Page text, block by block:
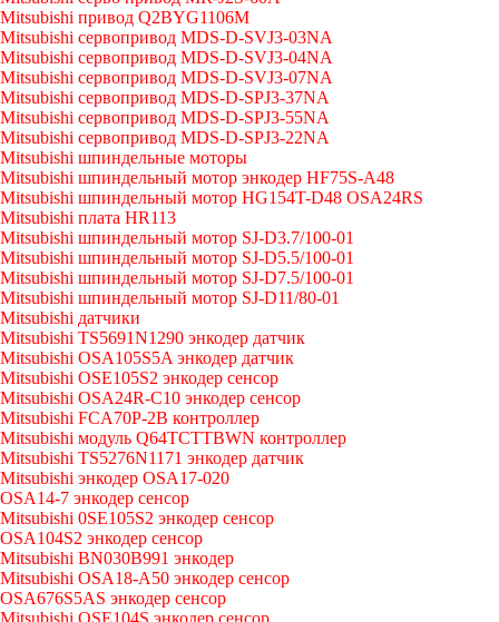
Mitsubishi привод Q2BYG1106M
Mitsubishi сервопривод MDS-D-SVJ3-03NA
Mitsubishi сервопривод MDS-D-SVJ3-04NA
Mitsubishi сервопривод MDS-D-SVJ3-07NA
Mitsubishi сервопривод MDS-D-SPJ3-37NA
Mitsubishi сервопривод MDS-D-SPJ3-55NA
Mitsubishi сервопривод MDS-D-SPJ3-22NA
Mitsubishi шпиндельные моторы
Mitsubishi шпиндельный мотор энкодер HF75S-A48
Mitsubishi шпиндельный мотор HG154T-D48 OSA24RS
Mitsubishi плата HR113
Mitsubishi шпиндельный мотор SJ-D3.7/100-01
Mitsubishi шпиндельный мотор SJ-D5.5/100-01
Mitsubishi шпиндельный мотор SJ-D7.5/100-01
Mitsubishi шпиндельный мотор SJ-D11/80-01
Mitsubishi датчики
Mitsubishi TS5691N1290 энкодер датчик
Mitsubishi OSA105S5A энкодер датчик
Mitsubishi OSE105S2 энкодер сенсор
Mitsubishi OSA24R-C10 энкодер сенсор
Mitsubishi FCA70P-2B контроллер
Mitsubishi модуль Q64TCTTBWN контроллер
Mitsubishi TS5276N1171 энкодер датчик
Mitsubishi энкодер OSA17-020
OSA14-7 энкодер сенсор
Mitsubishi 0SE105S2 энкодер сенсор
OSA104S2 энкодер сенсор
Mitsubishi BN030B991 энкодер
Mitsubishi OSA18-A50 энкодер сенсор
OSA676S5AS энкодер сенсор
Mitsubishi OSE104S энкодер сенсор